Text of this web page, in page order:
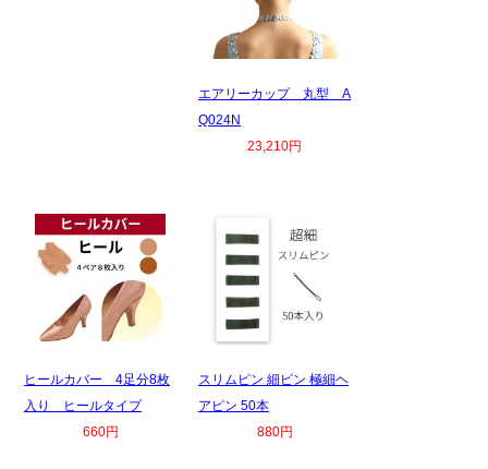
エアリーカップ 丸型 A
Q024N
23,210円
ヒールカバー 4足分8枚
入り ヒールタイプ
660円
スリムピン 細ピン 極細ヘ
アピン 50本
880円